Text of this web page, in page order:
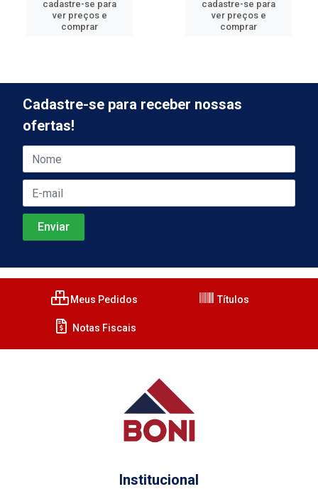
cadastre-se para
ver preços e
comprar
cadastre-se para
ver preços e
comprar
Cadastre-se para receber nossas
ofertas!
Meus Pedidos Títulos
Notas Fiscais
Institucional